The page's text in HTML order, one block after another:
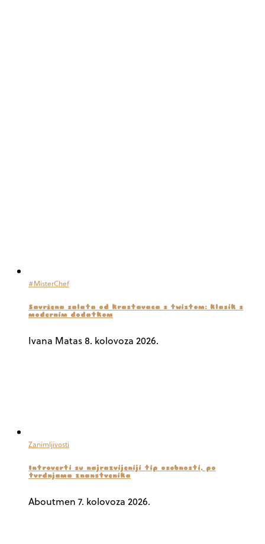
#MisterChef
Savršena salata od krastavaca s twistom: klasik s
modernim dodatkom
Ivana Matas 8. kolovoza 2026.
Zanimljivosti
Introverti su najrazvijeniji tip osobnosti, po
tvrdnjama znanstvenika
Aboutmen 7. kolovoza 2026.